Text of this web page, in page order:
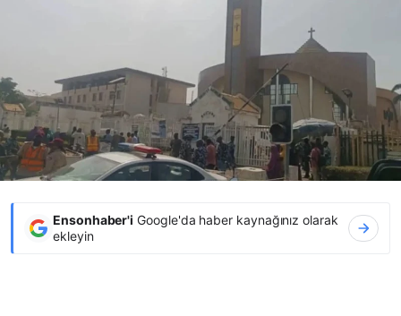
Ensonhaber'i Google'da haber kaynağınız olarak
ekleyin